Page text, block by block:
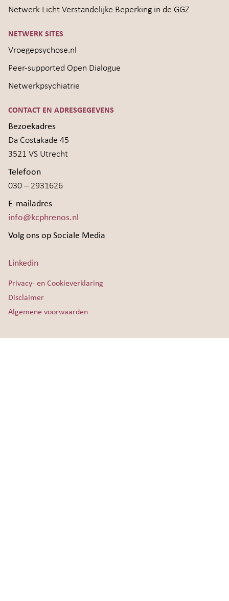
Netwerk Licht Verstandelijke Beperking in de GGZ
NETWERK SITES
Vroegepsychose.nl
Peer-supported Open Dialogue
Netwerkpsychiatrie
CONTACT EN ADRESGEGEVENS
Bezoekadres
Da Costakade 45
3521 VS Utrecht
Telefoon
030 – 2931626
E-mailadres
info@kcphrenos.nl
Volg ons op Sociale Media
Linkedin
Privacy- en Cookieverklaring
Disclaimer
Algemene voorwaarden